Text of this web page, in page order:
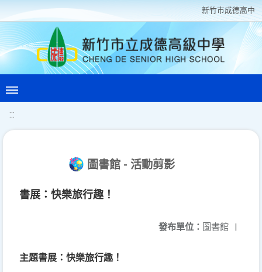
新竹巿成德高中
:::
圖書館 - 活動剪影
書展：快樂旅行趣！
發布單位： 圖書館 |
主題書展：快樂旅行趣！